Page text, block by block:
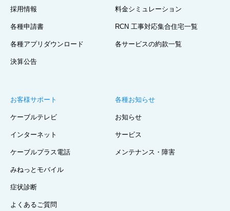
採用情報
各種申請書
各種アプリダウンロード
決算公告
料金シミュレーション
RCN 工事対応集合住宅一覧
各サービスの約款一覧
お客様サポート
ケーブルテレビ
インターネット
ケーブルプラス電話
みねっとモバイル
症状診断
よくあるご質問
各種お知らせ
お知らせ
サービス
メンテナンス・障害